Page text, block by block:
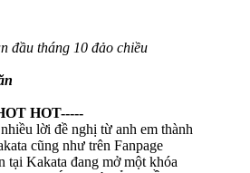
đầu tháng 10 đảo chiều
HOT-----
lời đề nghị từ anh em thành
cũng như trên Fanpage
tại Kakata đang mở một khóa